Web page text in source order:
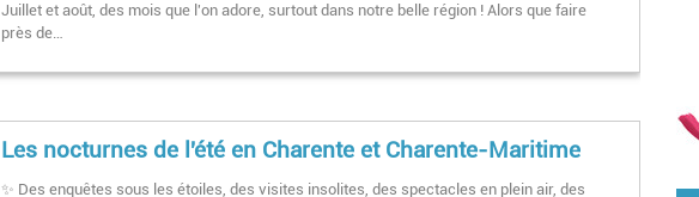
Juillet et août, des mois que l'on adore, surtout dans notre belle région ! Alors que faire
près de…
Les nocturnes de l'été en Charente et Charente-Maritime
✨ Des enquêtes sous les étoiles, des visites insolites, des spectacles en plein air, des